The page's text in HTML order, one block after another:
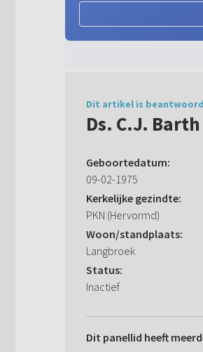
Dit artikel is
Ds. C.J. Barth
Geboortedatum:
09-02-1975
Kerkelijke gezindte:
PKN (Hervormd)
Woon/standplaats:
Langbroek
Status:
Inactief
Dit panellid heeft